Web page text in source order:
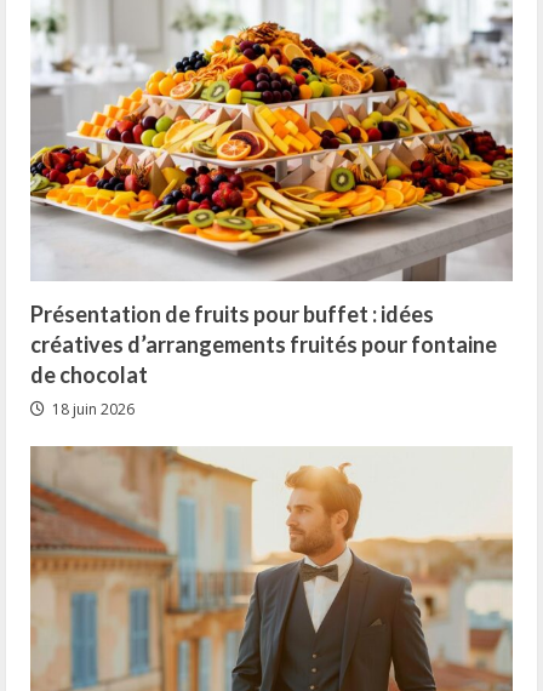
Présentation de fruits pour buffet : idées
créatives d’arrangements fruités pour fontaine
de chocolat
18 juin 2026